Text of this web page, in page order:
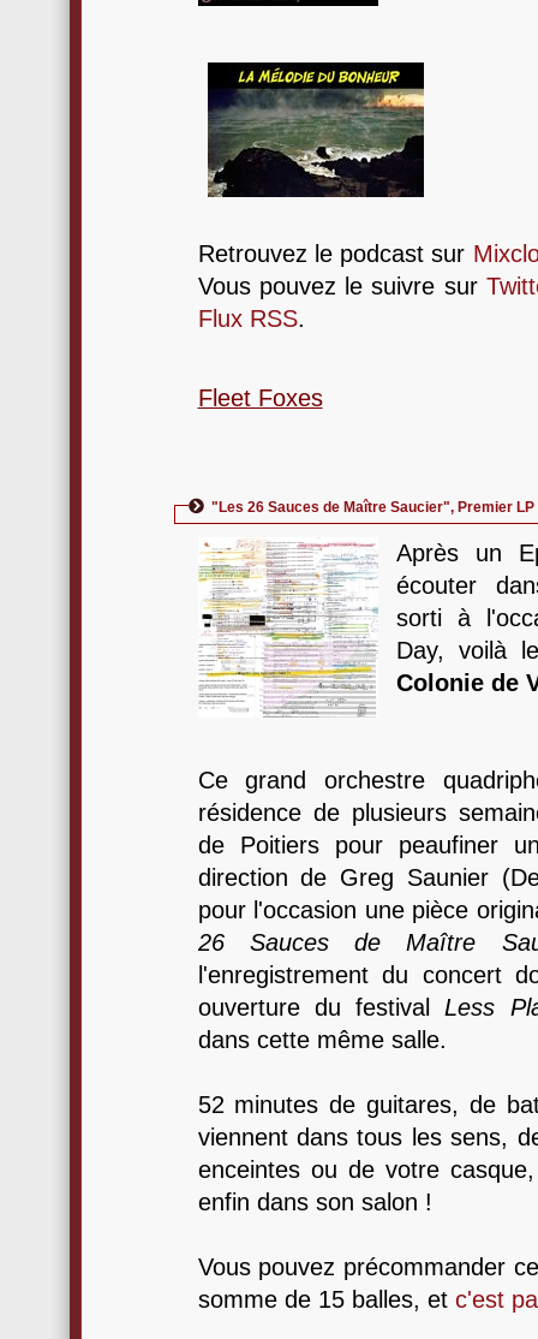
Retrouvez le podcast sur
Vous pouvez le suivre sur
Flux RSS.
Fleet Foxes
"Les 26 Sauces de Maître Saucier", Premier
Après un
écouter
sorti à
Day, voilà
Colonie de
Ce grand orchestre
résidence de plusieurs
de Poitiers pour peaufiner
direction de Greg Saunier
pour l'occasion une pièce
26 Sauces de Maître
l'enregistrement du concert
ouverture du festivalLess
dans cette même salle.
52 minutes de guitares, de
viennent dans tous les sens,
enceintes ou de votre
enfin dans son salon !
Vous pouvez précommander
somme de 15 balles, et c'est